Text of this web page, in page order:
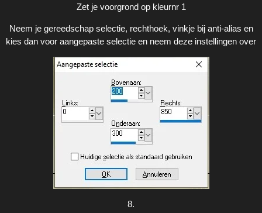
Zet je voorgrond op kleurnr 1
Neem je gereedschap selectie, rechthoek, vinkje bij anti-alias en
kies dan voor aangepaste selectie en neem deze instellingen over
8.